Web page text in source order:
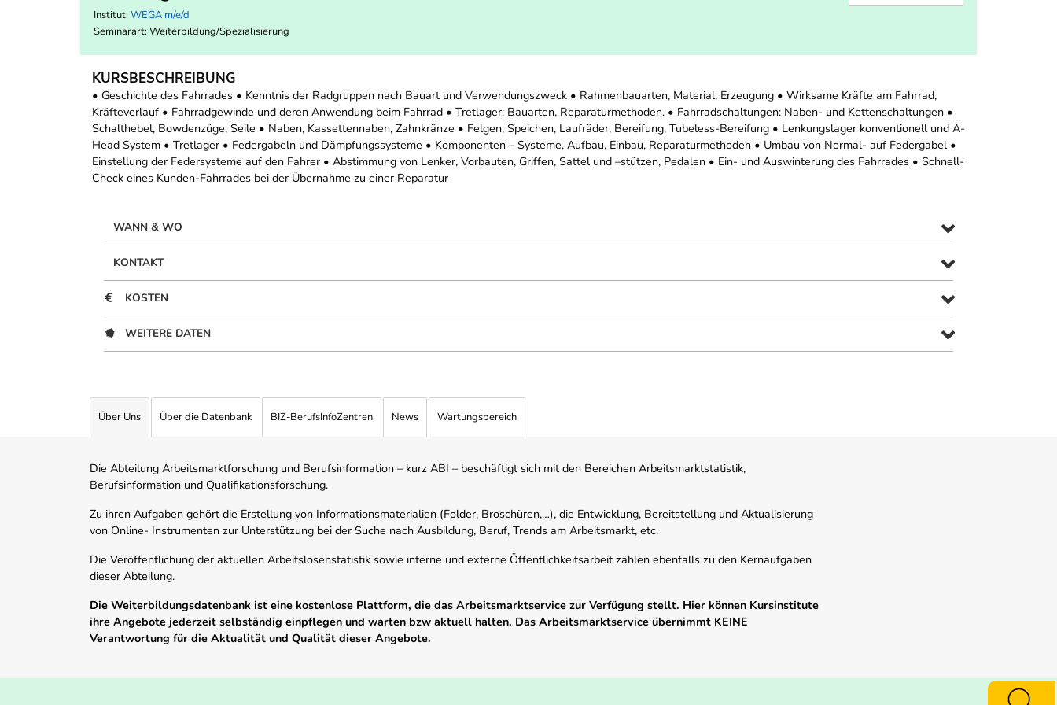
Institut: WEGA m/e/d
Seminarart: Weiterbildung/Spezialisierung
KURSBESCHREIBUNG
• Geschichte des Fahrrades • Kenntnis der Radgruppen nach Bauart und Verwendungszweck • Rahmenbauarten, Material, Erzeugung • Wirksame Kräfte am Fahrrad,
Kräfteverlauf • Fahrradgewinde und deren Anwendung beim Fahrrad • Tretlager: Bauarten, Reparaturmethoden. • Fahrradschaltungen: Naben- und Kettenschaltungen •
Schalthebel, Bowdenzüge, Seile • Naben, Kassettennaben, Zahnkränze • Felgen, Speichen, Laufräder, Bereifung, Tubeless-Bereifung • Lenkungslager konventionell und A-
Head System • Tretlager • Federgabeln und Dämpfungssysteme • Komponenten – Systeme, Aufbau, Einbau, Reparaturmethoden • Umbau von Normal- auf Federgabel •
Einstellung der Federsysteme auf den Fahrer • Abstimmung von Lenker, Vorbauten, Griffen, Sattel und –stützen, Pedalen • Ein- und Auswinterung des Fahrrades • Schnell-
Check eines Kunden-Fahrrades bei der Übernahme zu einer Reparatur
WANN & WO
KONTAKT
KOSTEN
WEITERE DATEN
Über Uns Über die Datenbank BIZ-BerufsInfoZentren News Wartungsbereich
Die Abteilung Arbeitsmarktforschung und Berufsinformation – kurz ABI – beschäftigt sich mit den Bereichen Arbeitsmarktstatistik,
Berufsinformation und Qualifikationsforschung.
Zu ihren Aufgaben gehört die Erstellung von Informationsmaterialien (Folder, Broschüren,…), die Entwicklung, Bereitstellung und Aktualisierung
von Online- Instrumenten zur Unterstützung bei der Suche nach Ausbildung, Beruf, Trends am Arbeitsmarkt, etc.
Die Veröffentlichung der aktuellen Arbeitslosenstatistik sowie interne und externe Öffentlichkeitsarbeit zählen ebenfalls zu den Kernaufgaben
dieser Abteilung.
Die Weiterbildungsdatenbank ist eine kostenlose Plattform, die das Arbeitsmarktservice zur Verfügung stellt. Hier können Kursinstitute
ihre Angebote jederzeit selbständig einpflegen und warten bzw aktuell halten. Das Arbeitsmarktservice übernimmt KEINE
Verantwortung für die Aktualität und Qualität dieser Angebote.